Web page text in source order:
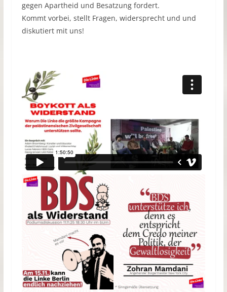
gegen Apartheid und Besatzung fordert.
Kommt vorbei, stellt Fragen, widersprecht und und
diskutiert mit uns!